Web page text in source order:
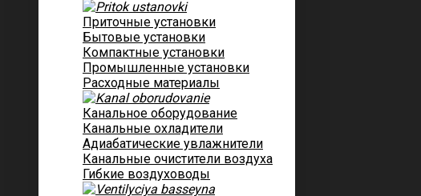
Приточные установки
Бытовые установки
Компактные установки
Промышленные установки
Расходные материалы
Канальное оборудование
Канальные охладители
Адиабатические увлажнители
Канальные очистители воздуха
Гибкие воздуховоды